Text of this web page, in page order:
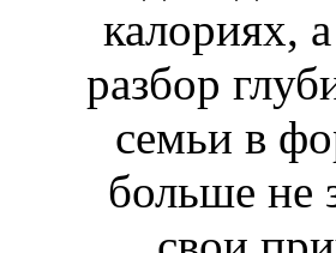
калориях,
разбор
семьи в
больше не